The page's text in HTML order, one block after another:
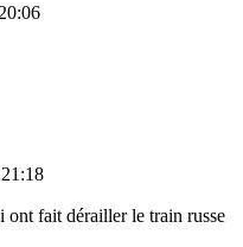
ont fait dérailler le train russe